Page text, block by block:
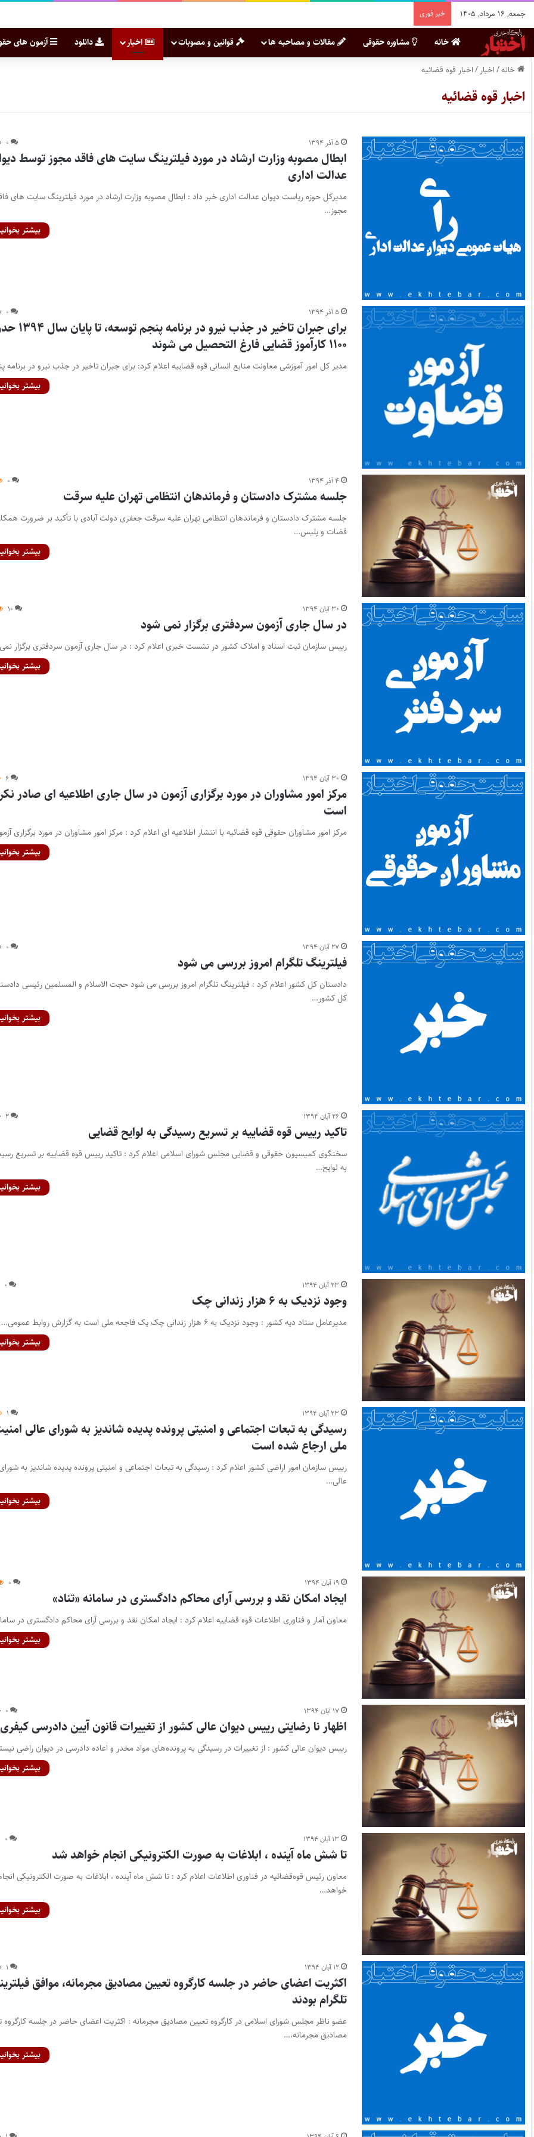
جمعه, ۱۶ مرداد, ۱۴۰۵ خبر فوری
خانه مشاوره حقوقی مقالات و مصاحبه ها قوانین و مصوبات اخبار دانلود آزمون های
خانه/اخبار /اخبار قوه قضائیه
اخبار قوه قضائیه
۵ آذر ۱۳۹۴ ۰
ابطال مصوبه وزارت ارشاد در مورد فیلترینگ سایت های فاقد مجوز توسط
عدالت اداری
مدیرکل حوزه ریاست دیوان عدالت اداری خبر داد : ابطال مصوبه وزارت ارشاد در مورد فیلترینگ سایت های
مجوز…
بیشتر
۵ آذر ۱۳۹۴ ۰
برای جبران تاخیر در جذب نیرو در
۱۱۰۰ کارآموز قضایی فارغ التحصیل می شوند
مدیر کل امور آموزشی معاونت منابع انسانی قوه قضاییه اعلام کرد: برای جبران تاخیر در جذب نیرو در برنامه
بیشتر
۴ آذر ۱۳۹۴ ۰
جلسه مشترک دادستان و فرماندهان انتظامی تهران علیه سرقت
جلسه مشترک دادستان و فرماندهان انتظامی تهران علیه سرقت جعفری دولت آبادی با تأکید بر ضرورت
قضات و پلیس…
بیشتر
۳۰ آبان ۱۳۹۴ ۱۰
در سال جاری آزمون سردفتری برگزار نمی شود
رییس سازمان ثبت اسناد و املاک کشور در نشست خبری اعلام کرد : در سال جاری آزمون سردفتری برگزار
بیشتر
۳۰ آبان ۱۳۹۴ ۶
مرکز امور مشاوران در مورد برگزاری آزمون در سال جاری اطلاعیه ای صادر
است
مرکز امور مشاوران حقوقی قوه قضائیه با انتشار اطلاعیه ای اعلام کرد : مرکز امور مشاوران در مورد برگزاری
بیشتر
۲۷ آبان ۱۳۹۴ ۰
فیلترینگ تلگرام امروز بررسی می شود
دادستان کل کشور اعلام کرد : فیلترینگ تلگرام امروز بررسی می شود حجت الاسلام و المسلمین رئیسی
کل کشور…
بیشتر
۲۶ آبان ۱۳۹۴ ۲
تاکید رییس قوه قضاییه بر تسریع رسیدگی به لوایح قضایی
سخنگوی کمیسیون حقوقی و قضایی مجلس شورای اسلامی اعلام کرد : تاکید رییس قوه قضاییه بر تسریع
به لوایح…
بیشتر
۲۳ آبان ۱۳۹۴ ۰
وجود نزدیک به ۶ هزار زندانی چک
مدیرعامل ستاد دیه کشور : وجود نزدیک به ۶ هزار زندانی چک یک فاجعه ملی است به گزارش روابط عمومی…
بیشتر
۲۳ آبان ۱۳۹۴ ۱
رسیدگی به تبعات اجتماعی و امنیتی پرونده پدیده شاندیز به شورای عالی
ملی ارجاع شده است
رییس سازمان امور اراضی کشور اعلام کرد : رسیدگی به تبعات اجتماعی و امنیتی پرونده پدیده شاندیز به
عالی…
بیشتر
۱۹ آبان ۱۳۹۴ ۰
ایجاد امکان نقد و بررسی آرای محاکم دادگستری در سامانه «تناد»
معاون آمار و فناوری اطلاعات قوه قضاییه اعلام کرد : ایجاد امکان نقد و بررسی آرای محاکم دادگستری در
بیشتر
۱۷ آبان ۱۳۹۴ ۰
اظهار نا رضایتی رییس دیوان عالی کشور از تغییرات قانون آیین دادرسی کیفری
رییس دیوان عالی کشور : از تغییرات در رسیدگی به پرونده‌های مواد مخدر و اعاده دادرسی در دیوان راضی
بیشتر
۱۳ آبان ۱۳۹۴ ۰
تا شش ماه آینده ، ابلاغات به صورت الکترونیکی انجام خواهد شد
معاون رئیس قوه‌قضائیه در فناوری اطلاعات اعلام کرد : تا شش ماه آینده ، ابلاغات به صورت الکترونیکی
خواهد…
بیشتر
۱۲ آبان ۱۳۹۴ ۱
اکثریت اعضای حاضر در جلسه کارگروه تعیین مصادیق مجرمانه، موافق
تلگرام بودند
عضو ناظر مجلس شورای اسلامی در کارگروه تعیین مصادیق مجرمانه : اکثریت اعضای حاضر در جلسه کارگروه
مصادیق مجرمانه،…
بیشتر